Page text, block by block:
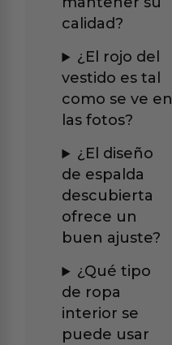
calidad?
¿El rojo del
vestido es tal
como se ve en
las fotos?
¿El diseño
de espalda
descubierta
ofrece un
buen ajuste?
¿Qué tipo
de ropa
interior se
puede usar